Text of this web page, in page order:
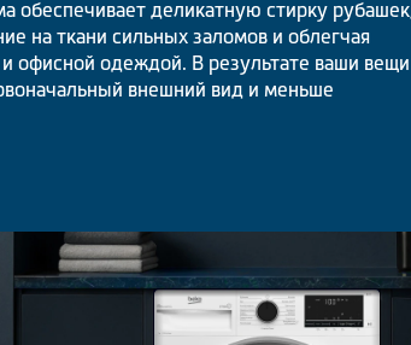
обеспечивает деликатную стирку рубашек,
на ткани сильных заломов и облегчая
офисной одеждой. В результате ваши вещи
внешний вид и меньше